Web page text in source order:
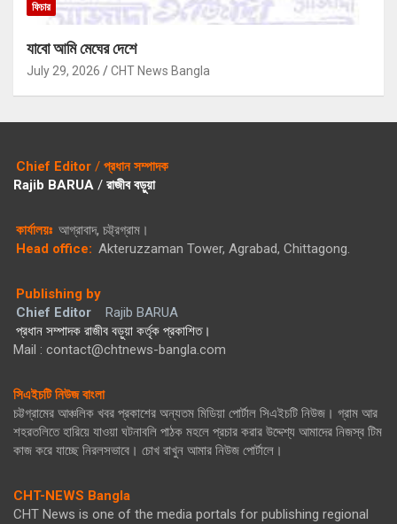
ফিচার
যাবো আমি মেঘের দেশে
July 29, 2026 CHT News Bangla
Chief Editor / প্রধান সম্পাদক
Rajib BARUA / রাজীব বড়ুয়া
কার্যালয়ঃ আগ্রাবাদ, চট্ট্রগ্রাম।
Head office: Akteruzzaman Tower, Agrabad, Chittagong.
Publishing by
Chief Editor
Rajib BARUA
প্রধান সম্পাদক রাজীব বড়ুয়া কর্তৃক প্রকাশিত।
Mail : contact@chtnews-bangla.com
সিএইচটি নিউজ বাংলা
চট্টগ্রামের আঞ্চলিক খবর প্রকাশের অন্যতম মিডিয়া পোর্টাল সিএইচটি নিউজ। গ্রাম আর
শহরতলিতে হারিয়ে যাওয়া ঘটনাবলি পাঠক মহলে প্রচার করার উদ্দেশ্য আমাদের নিজস্ব টিম
কাজ করে যাচ্ছে নিরলসভাবে। চোখ রাখুন আমার নিউজ পোর্টালে।
CHT-NEWS Bangla
CHT News is one of the media portals for publishing regional